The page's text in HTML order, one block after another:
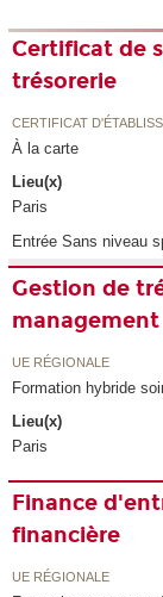
Certificat de
trésorerie
CERTIFICAT
À la carte
Lieu(x)
Paris
Entrée Sans niveau
Gestion de
management
UE RÉGIONALE
Formation hybride
Lieu(x)
Paris
Finance
financière
UE RÉGIONALE